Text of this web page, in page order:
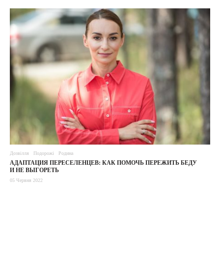
Дозвілля Подорожі Родина
АДАПТАЦИЯ ПЕРЕСЕЛЕНЦЕВ: КАК ПОМОЧЬ ПЕРЕЖИТЬ БЕДУ
И НЕ ВЫГОРЕТЬ
05 Червня 2022